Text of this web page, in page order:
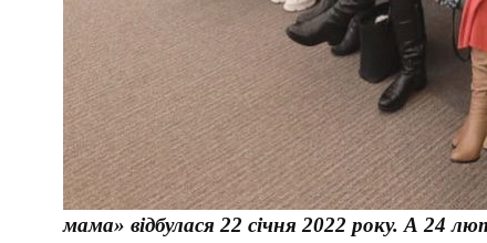
мама» відбулася 22 січня 2022 року. А 24